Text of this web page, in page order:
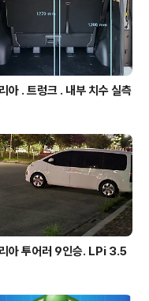
아 . 트렁크 . 내부 치수 실측
아 투어러 9인승. LPi 3.5